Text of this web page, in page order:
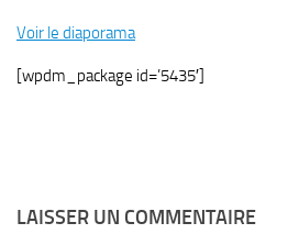
Voir le diaporama
[wpdm_package id=’5435′]
LAISSER UN COMMENTAIRE